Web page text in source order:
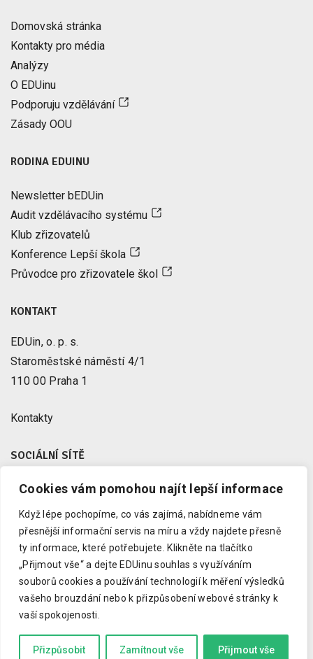
Cookies vám pomohou najít lepší informace
Když lépe pochopíme, co vás zajímá, nabídneme vám
přesnější informační servis na míru a vždy najdete přesně
ty informace, které potřebujete.
Klikněte na tlačítko
„Přijmout vše“ a dejte EDUinu souhlas s využíváním
souborů cookies a používání technologií k měření výsledků
vašeho brouzdání nebo k přizpůsobení webové stránky k
vaší spokojenosti.
Přizpůsobit Zamítnout vše Přijmout vše
Domovská stránka
Kontakty pro média
Analýzy
O EDUinu
Podporuju vzdělávání
Zásady OOU
RODINA EDUINU
Newsletter bEDUin
Audit vzdělávacího systému
Klub zřizovatelů
Konference Lepší škola
Průvodce pro zřizovatele škol
KONTAKT
EDUin, o. p. s.
Staroměstské náměstí 4/1
110 00 Praha 1
Kontakty
SOCIÁLNÍ SÍTĚ
Facebook
Instagram
Youtube
LinkedIn
Copyright © 2023 EDUin, o. p. s.
Informujeme o vzdělávání.